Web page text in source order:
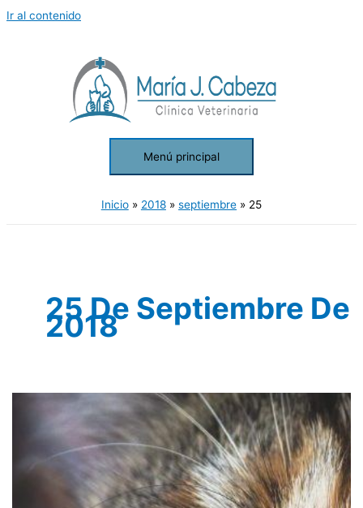
Ir al contenido
Menú principal
Inicio 2018 septiembre 25
25 De Septiembre De
2018